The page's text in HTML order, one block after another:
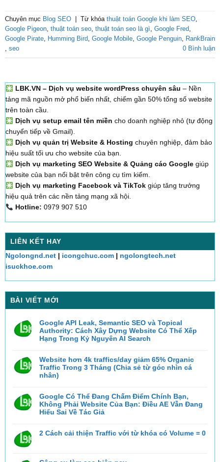
LBK.VN – Dịch vụ website wordPress chuyên sâu – Nền
tảng mã nguồn mở phổ biến nhất, chiếm gần 50% tổng số website
trên toàn cầu.
Dịch vụ setup email tên miền cho doanh nghiệp nhỏ (tự động
chuyển tiếp về Gmail).
Dịch vụ quản trị Website & Hosting chuyên nghiệp, đảm bảo
hiệu suất tối ưu cho website của bạn.
Dịch vụ marketing SEO Website & Quảng cáo Googlegiúp
website của bạn nổi bật trên công cụ tìm kiếm.
Dịch vụ marketing Facebook và TikTokgiúp tăng trưởng
hiệu quả trên các nền tảng mạng xã hội.
Hotline: 0979 907 510
LIÊN KẾT HAY
Ngolongnd.net| icongchuc.com| ngolongtech.net
isuckhoe.com
BÀI VIẾT MỚI
Google API Leak, Semantic SEO và Topical
Authority: Cách Xây Dựng Website Có Thể Xếp
Hạng Trong Kỷ Nguyên AI Search
bình
luận
Google
API
SEO
và
Topical
Authority:
Website
Trong
Website hơn 4k traffics/day giảm 65% Organic
Traffic Trong 3 Tháng (Chia sẻ từ góc nhìn cá
nhân)
bình
luận
ở
Website
hơn
giảm
3
Google Có Thể Đang Chấm Điểm Chính Bạn,
Không Phải Website Của Bạn: Điều AE Vẫn Đang
Hiểu Sai Về Tác Giả
bình
luận
2 Cách cải thiện Traffic với từ khóa có Volume = 0
Chuyên mục Blog SEO Từ khóa thuật toán Google khi làm SEO,
Google Pigeon, thuật toán seo, thuật toán seo là gì, Google Fred,
Google Pirate, Humming Bird, Google Mobile, Google Penguin, RankBrain
, seo 0 Bình luận